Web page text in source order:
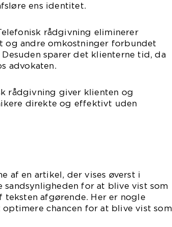
ens identitet.
rådgivning eliminerer
og andre omkostninger forbundet
sparer det klienterne tid, da
advokaten.
rådgivning giver klienten og
direkte og effektivt uden
af en artikel, der vises øverst i
for at blive vist som
afgørende. Her er nogle
chancen for at blive vist som